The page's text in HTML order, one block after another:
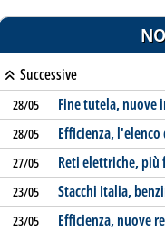
Successive
28/05 Fine tutela, nuove
28/05 Efficienza,
27/05 Reti elettriche,
23/05 Stacchi Italia,
23/05 Efficienza, nuove